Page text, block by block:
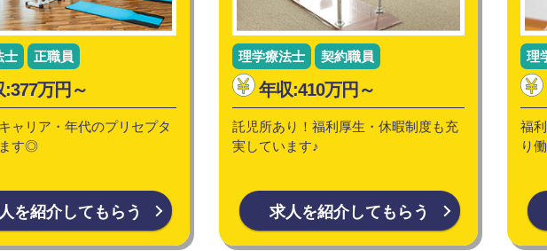
士 正職員
:377万円～
ャリア・年代のプリセプタ
す◎
を紹介してもらう
理学療法士 契約職員
年収:410万円～
託児所あり！福利厚生・休暇制度も充
実しています♪
求人を紹介してもらう
理
福
り